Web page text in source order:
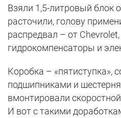
Взяли 1,5-литровый блок
расточили, голову
распредвал – от
гидрокомпенсаторы и
Коробка – «пятиступка»,
подшипниками и
вмонтировали
И вот с такими